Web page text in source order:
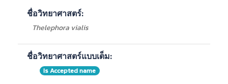
ชื่อวิทยาศาสตร์:
Thelephora vialis
ชื่อวิทยาศาสตร์แบบเต็ม:
Is Accepted name
-
- สนเขา
- เบญจพรรณ
-
- ดิบเขา
เต็งรัง